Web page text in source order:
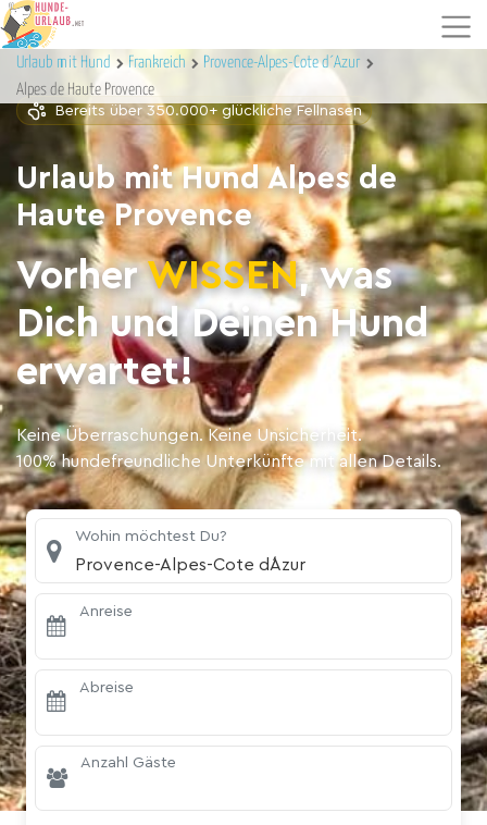
Urlaub mit Hund Frankreich
Provence-Alpes-Cote d´Azur
Alpes de Haute Provence
Bereits über 350.000+ glückliche Fellnasen
Urlaub mit Hund Alpes de
Haute Provence
VorherWISSEN, was
Dich und Deinen Hund
erwartet!
Keine Überraschungen. Keine Unsicherheit.
100% hundefreundliche Unterkünfte mit allen Details.
Wohin möchtest Du?
Provence-Alpes-Cote d´Azur
Anreise
Abreise
Anzahl Gäste